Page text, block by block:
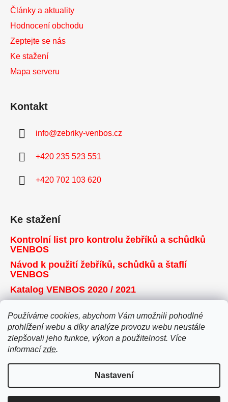
Používáme cookies, abychom Vám umožnili pohodlné
prohlížení webu a díky analýze provozu webu neustále
zlepšovali jeho funkce, výkon a použitelnost. Více
informací zde.
Nastavení
Články a aktuality
Hodnocení obchodu
Zeptejte se nás
Ke stažení
Mapa serveru
Kontakt
info@zebriky-venbos.cz
+420 235 523 551
+420 702 103 620
Ke stažení
Kontrolní list pro kontrolu žebříků a schůdků
VENBOS
Návod k použití žebříků, schůdků a štaflí
VENBOS
Katalog VENBOS 2020 / 2021
Přijímáme online platby